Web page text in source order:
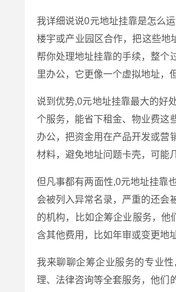
我详细说说0元地址挂靠是怎么
楼宇或产业园区合作，把这些地
帮你处理地址挂靠的手续，整个
里办公，它更像一个虚拟地址，
说到优势,0元地址挂靠最大的好
个服务，能省下租金、物业费这
办公，把资金用在产品开发或营
材料，避免地址问题卡壳，可能
但凡事都有两面性,0元地址挂靠
会被列入异常名录，严重的还会
的机构，比如企筹企业服务，他
含其他费用，比如年审或变更地
我来聊聊企筹企业服务的专业
理、法律咨询等全套服务，他们